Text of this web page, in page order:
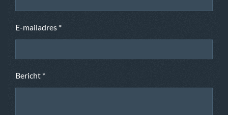
E-mailadres *
Bericht *